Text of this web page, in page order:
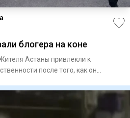
блогера на коне
Астаны привлекли к
после того, как он